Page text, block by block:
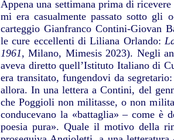
Appena una settimana prima di
mi era casualmente passato sotto gli
carteggio Gianfranco Contini-Giovan
le cure eccellenti di Liliana Orlando:
1961, Milano, Mimesis 2023). Negli
aveva diretto quell’Istituto Italiano di
era transitato, fungendovi da
allora. In una lettera a Contini, del
che Poggioli non militasse, o non
conducevano la «battaglia» – come è
poesia pura». Quale il motivo della